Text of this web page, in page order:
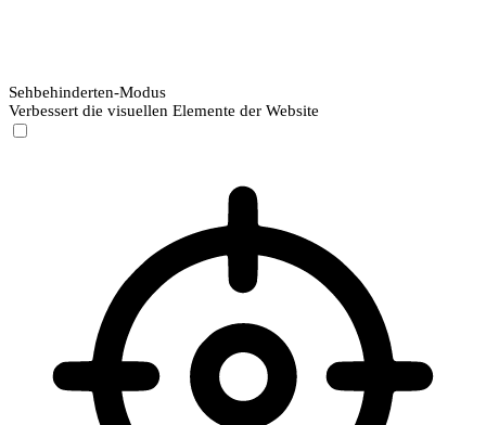
Sehbehinderten-Modus
Verbessert die visuellen Elemente der Website